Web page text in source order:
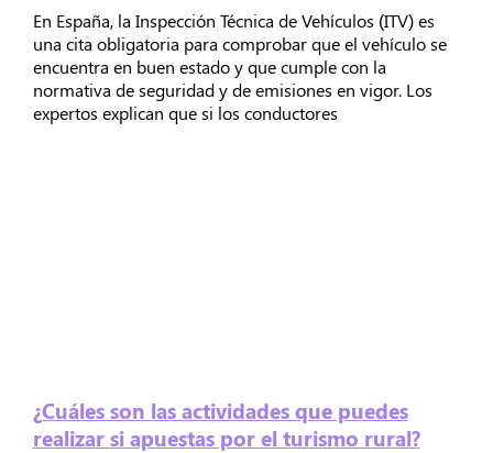
En España, la Inspección Técnica de Vehículos (ITV) es
una cita obligatoria para comprobar que el vehículo se
encuentra en buen estado y que cumple con la
normativa de seguridad y de emisiones en vigor. Los
expertos explican que si los conductores
¿Cuáles son las actividades que puedes
realizar si apuestas por el turismo rural?